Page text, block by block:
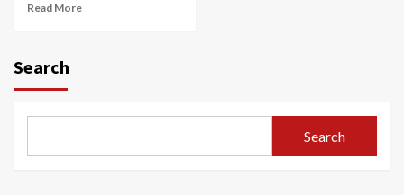
Read More
Search
Search